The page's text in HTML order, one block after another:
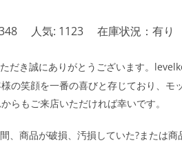
人気: 1123 在庫状況：有り
だき誠にありがとうございます。
の笑顔を一番の喜びと存じており、モ
らもご来店いただければ幸いです。
、商品が破損、汚損していた?または